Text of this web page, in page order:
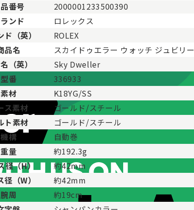
品。
す。
番号
2000001233500390
ンド
ロレックス
（英）
ROLEX
品名
スカイドゥエラー ウォッチ ジュビリー
（英）
Sky Dweller
型番
336933
素材
K18YG/SS
ス素材
ゴールド/スチール
ト素材
ゴールド/スチール
機構
自動巻
重量
約192.3g
径（H）
約42mm
径（W）
約42mm
腕周
約19cm